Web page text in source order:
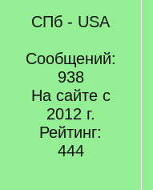
СПб - USA
Сообщений:
938
На сайте с
2012 г.
Рейтинг:
444